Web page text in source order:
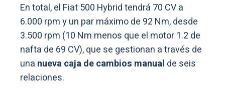
En total, el Fiat 500 Hybrid tendrá 70 CV a
6.000 rpm y un par máximo de 92 Nm, desde
3.500 rpm (10 Nm menos que el motor 1.2 de
nafta de 69 CV), que se gestionan a través de
una nueva caja de cambios manual de seis
relaciones.